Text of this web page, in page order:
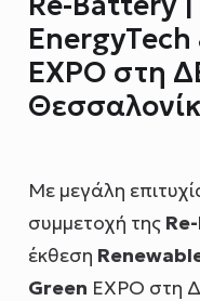
EXPO στη
Με μεγάλη
συμμετοχή της
έκθεση
Green EXPO στη